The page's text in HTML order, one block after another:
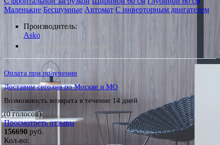
Маленькие Бесшумные Автомат С инверторным двигателем
Производитель:
Asko
*Наличие уточняйте у менеджера
Оплата при получении
Доставим сегодня по Москве и МО
Возможность возврата в течение 14 дней
(0 голосов)
Просмотреть отзывы
156690 руб.
Кол-во: